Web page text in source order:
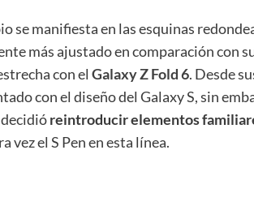
se manifiesta en las esquinas
más ajustado en comparación con
con el Galaxy Z Fold 6. Desde
con el diseño del Galaxy S, sin
reintroducir elementos
vez el S Pen en esta línea.